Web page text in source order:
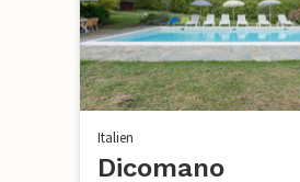
Italien
Dicomano